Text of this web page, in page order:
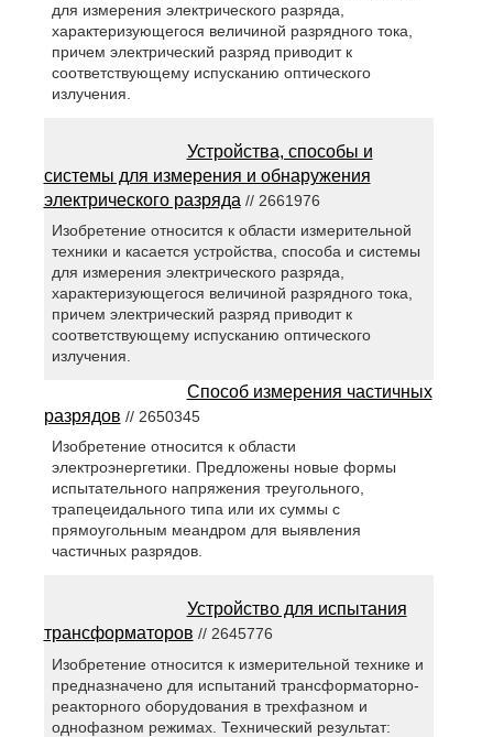
для измерения электрического разряда,
характеризующегося величиной разрядного тока,
причем электрический разряд приводит к
соответствующему испусканию оптического
излучения.
Устройства, способы и
системы для измерения и обнаружения
электрического разряда // 2661976
Изобретение относится к области измерительной
техники и касается устройства, способа и системы
для измерения электрического разряда,
характеризующегося величиной разрядного тока,
причем электрический разряд приводит к
соответствующему испусканию оптического
излучения.
Способ измерения частичных
разрядов // 2650345
Изобретение относится к области
электроэнергетики. Предложены новые формы
испытательного напряжения треугольного,
трапецеидального типа или их суммы с
прямоугольным меандром для выявления
частичных разрядов.
Устройство для испытания
трансформаторов // 2645776
Изобретение относится к измерительной технике и
предназначено для испытаний трансформаторно-
реакторного оборудования в трехфазном и
однофазном режимах. Технический результат: